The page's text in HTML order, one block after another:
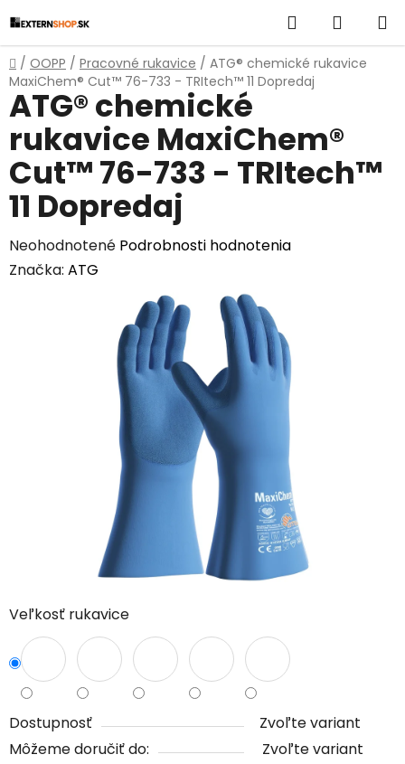
na
obsah
Hľadať
KOŠÍK
Domov
/ OOPP / Pracovné rukavice / ATG® chemické rukavice
MaxiChem® Cut™ 76-733 - TRItech™ 11 Dopredaj
Veľkosť rukavice
Dostupnosť
Zvoľte variant
Môžeme doručiť do:
Zvoľte variant
ATG® chemické
rukavice MaxiChem®
Cut™ 76-733 - TRItech™
11 Dopredaj
Priemerné
hodnotenie
Neohodnotené Podrobnosti hodnotenia
Značka: ATG